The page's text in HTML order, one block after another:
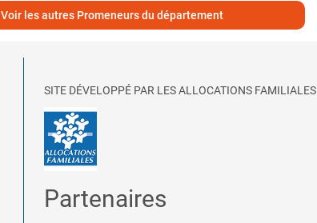
Voir les autres Promeneurs du département
SITE DÉVELOPPÉ PAR LES ALLOCATIONS FAMILIALES
Partenaires